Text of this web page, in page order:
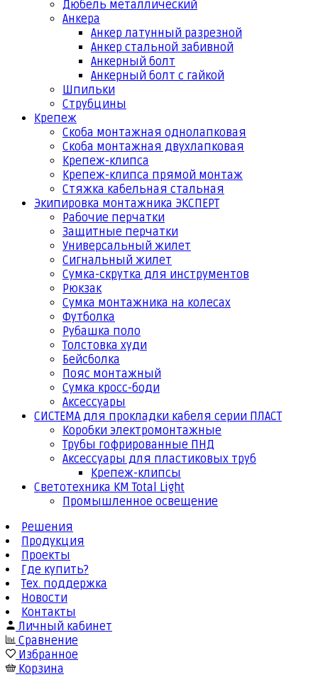
Дюбель металлический
Анкера
Анкер латунный разрезной
Анкер стальной забивной
Анкерный болт
Анкерный болт с гайкой
Шпильки
Струбцины
Крепеж
Скоба монтажная однолапковая
Скоба монтажная двухлапковая
Крепеж-клипса
Крепеж-клипса прямой монтаж
Стяжка кабельная стальная
Экипировка монтажника ЭКСПЕРТ
Рабочие перчатки
Защитные перчатки
Универсальный жилет
Сигнальный жилет
Сумка-скрутка для инструментов
Рюкзак
Сумка монтажника на колесах
Футболка
Рубашка поло
Толстовка худи
Бейсболка
Пояс монтажный
Сумка кросс-боди
Аксессуары
СИСТЕМА для прокладки кабеля серии ПЛАСТ
Коробки электромонтажные
Трубы гофрированные ПНД
Аксессуары для пластиковых труб
Крепеж-клипсы
Светотехника КМ Total Light
Промышленное освещение
Решения
Продукция
Проекты
Где купить?
Тех. поддержка
Новости
Контакты
Личный кабинет
Сравнение
Избранное
Корзина